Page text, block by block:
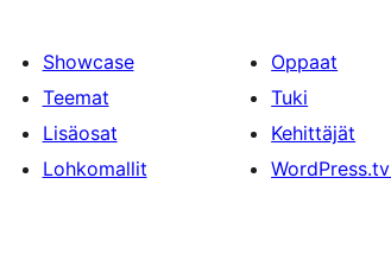
Showcase
Teemat
Lisäosat
Lohkomallit
Oppaat
Tuki
Kehittäjät
WordPress.tv